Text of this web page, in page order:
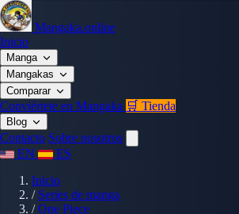
Mangaka.online
Inicio
Manga
Mangakas
Comparar
Conviértete en Mangaka 🛒 Tienda
Blog
Contacto Sobre nosotros
EN
ES
Inicio
/ Series de manga
/ One Piece